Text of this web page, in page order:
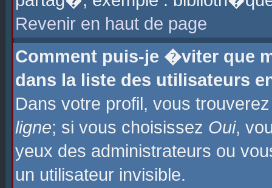
Revenir en haut de page
Comment puis-je �viter que
dans la liste des utilisateurs
Dans votre profil, vous
ligne; si vous choisissez Oui,
yeux des administrateurs ou
un utilisateur invisible.